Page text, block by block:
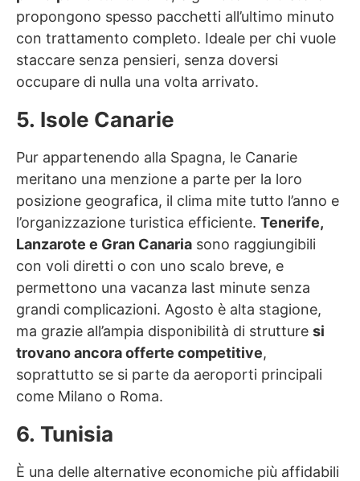
propongono spesso pacchetti all’ultimo minuto
con trattamento completo. Ideale per chi vuole
staccare senza pensieri, senza doversi
occupare di nulla una volta arrivato.
5. Isole Canarie
Pur appartenendo alla Spagna, le Canarie
meritano una menzione a parte per la loro
posizione geografica, il clima mite tutto l’anno e
l’organizzazione turistica efficiente. Tenerife,
Lanzarote e Gran Canaria sono raggiungibili
con voli diretti o con uno scalo breve, e
permettono una vacanza last minute senza
grandi complicazioni. Agosto è alta stagione,
ma grazie all’ampia disponibilità di strutture si
trovano ancora offerte competitive,
soprattutto se si parte da aeroporti principali
come Milano o Roma.
6. Tunisia
È una delle alternative economiche più affidabili